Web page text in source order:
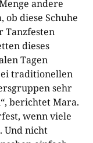
andere
ob diese Schuhe
Tanzfesten
dieses
Tagen
traditionellen
sehr
berichtet Mara.
wenn viele
Und nicht